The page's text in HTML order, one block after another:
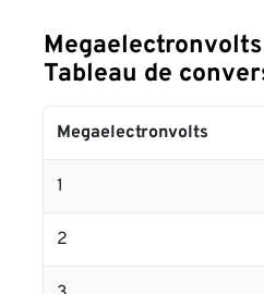
Tableau de
Megaelectronvolts
1
2